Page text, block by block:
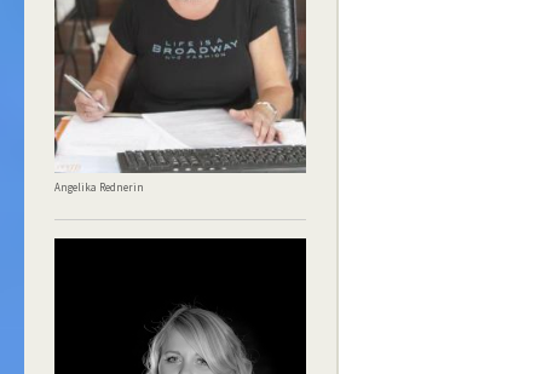
Angelika Rednerin